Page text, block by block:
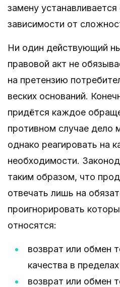
замену
зависимости от
Ни один действующий
правовой акт не
на претензию
веских оснований.
придётся каждое
противном случае дело
однако реагировать на
необходимости.
таким образом, что
отвечать лишь на
проигнорировать
относятся:
возврат или обмен
качества в
возврат или обмен